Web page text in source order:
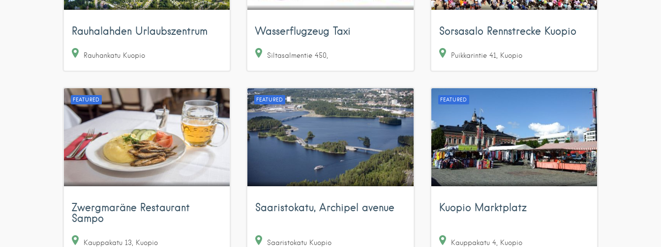
Rauhalahden Urlaubszentrum
Rauhankatu Kuopio
Wasserflugzeug Taxi
Siltasalmentie 450
Sorsasalo Rennstrecke Kuopio
Puikkarintie 41 Kuopio
FEATURED
Zwergmaräne Restaurant
Sampo
Kauppakatu 13 Kuopio
FEATURED
Saaristokatu, Archipel avenue
Saaristokatu Kuopio
FEATURED
Kuopio Marktplatz
Kauppakatu 4 Kuopio